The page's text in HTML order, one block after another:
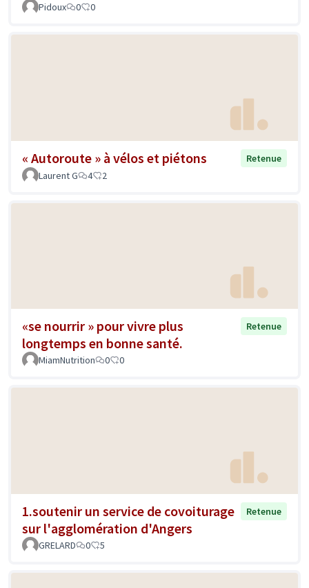
Pidoux 0 0
« Autoroute » à vélos et piétons
Retenue
Laurent G
4 2
«se nourrir » pour vivre plus
longtemps en bonne santé.
Retenue
MiamNutrition 0 0
1.soutenir un service de covoiturage
sur l'agglomération d'Angers
Retenue
GRELARD 0 5